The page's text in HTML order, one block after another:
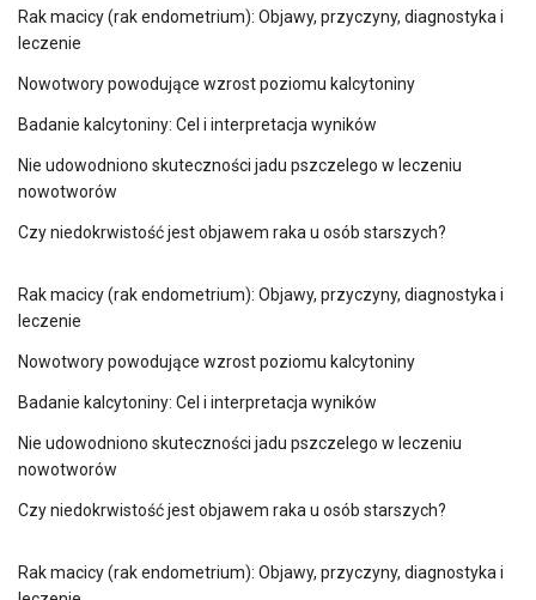
Rak macicy (rak endometrium): Objawy, przyczyny, diagnostyka i
leczenie
Nowotwory powodujące wzrost poziomu kalcytoniny
Badanie kalcytoniny: Cel i interpretacja wyników
Nie udowodniono skuteczności jadu pszczelego w leczeniu
nowotworów
Czy niedokrwistość jest objawem raka u osób starszych?
Rak macicy (rak endometrium): Objawy, przyczyny, diagnostyka i
leczenie
Nowotwory powodujące wzrost poziomu kalcytoniny
Badanie kalcytoniny: Cel i interpretacja wyników
Nie udowodniono skuteczności jadu pszczelego w leczeniu
nowotworów
Czy niedokrwistość jest objawem raka u osób starszych?
Rak macicy (rak endometrium): Objawy, przyczyny, diagnostyka i